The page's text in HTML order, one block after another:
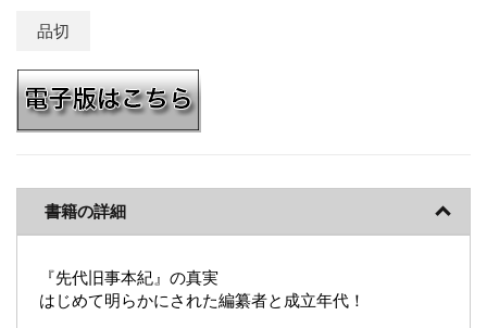
品切
書籍の詳細
『先代旧事本紀』の真実
はじめて明らかにされた編纂者と成立年代！